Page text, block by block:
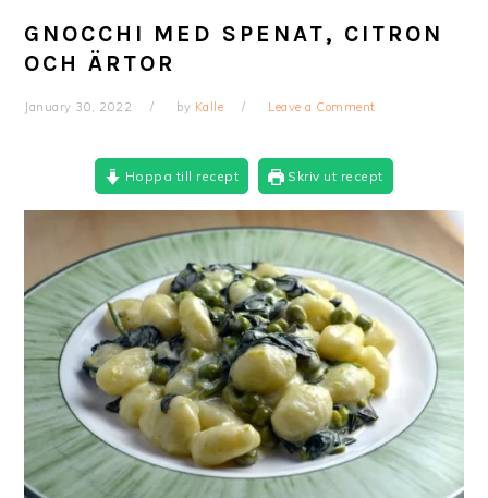
GNOCCHI MED SPENAT, CITRON
OCH ÄRTOR
January 30, 2022 by Kalle Leave a Comment
Hoppa till recept Skriv ut recept